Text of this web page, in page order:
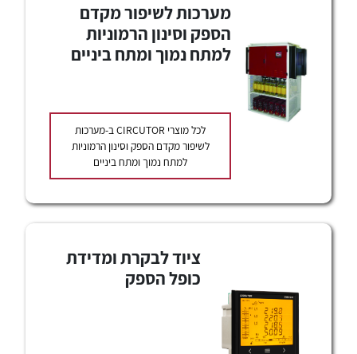
לכל מוצרי היצרן לכל מוצרי היצרן
לכל מוצרי היצרן
מערכות לשיפור מקדם
הספק וסינון הרמוניות
למתח נמוך ומתח ביניים
לכל מוצרי CIRCUTORב-מערכות
לשיפור מקדם הספק וסינון הרמוניות
למתח נמוך ומתח ביניים
ציוד לבקרת ומדידת
כופל הספק